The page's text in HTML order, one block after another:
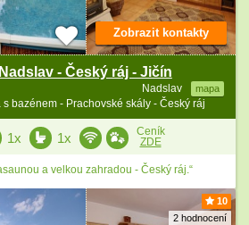
- Český ráj - Jičín
Nadslav mapa
bazénem - Prachovské skály - Český ráj
Zobrazit kontakty
1x 1x
Ceník
ZDE
a velkou zahradou - Český ráj.“
10
2 hodnocení